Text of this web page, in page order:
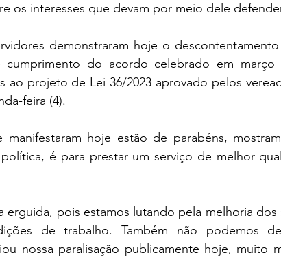
os interesses que devam por meio dele
demonstraram hoje o
do acordo celebrado em março
ao projeto de Lei 36/2023 aprovado pelos
feira (4).
manifestaram hoje estão de parabéns,
é para prestar um serviço de melhor
erguida, pois estamos lutando pela melhoria dos
de trabalho. Também não podemos
nossa paralisação publicamente hoje, muito